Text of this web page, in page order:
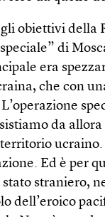
obiettivi della
di
era
che con
da
ucraino.
Ed è per
stato straniero,
dell’eroico